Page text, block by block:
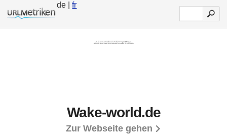
de |fr
Wake-world.de
Zur Webseite gehen